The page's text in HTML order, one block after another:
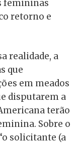
femininas
retorno e
realidade, a
que
em meados
disputarem a
terão
Sobre o
solicitante (a